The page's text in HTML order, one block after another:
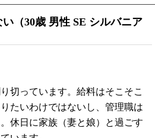
（30歳 男性 SE シルバニア
切っています。給料はそこそこ
たいわけではないし、管理職は
休日に家族（妻と娘）と過ごす